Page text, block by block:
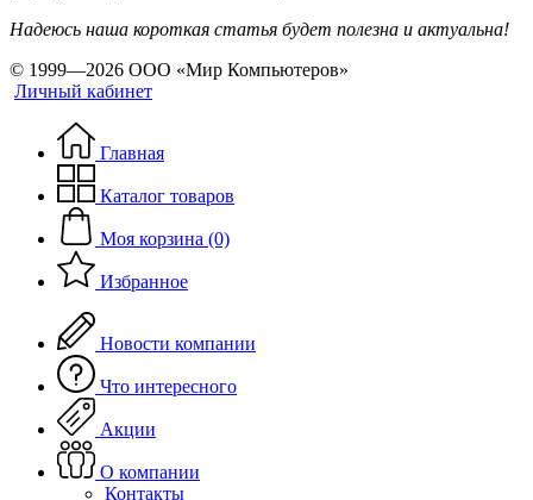
Надеюсь наша короткая статья будет полезна и актуальна!
© 1999—2026 ООО «Мир Компьютеров»
Личный кабинет
Главная
Каталог товаров
Моя корзина (0)
Избранное
Новости компании
Что интересного
Акции
О компании
Контакты